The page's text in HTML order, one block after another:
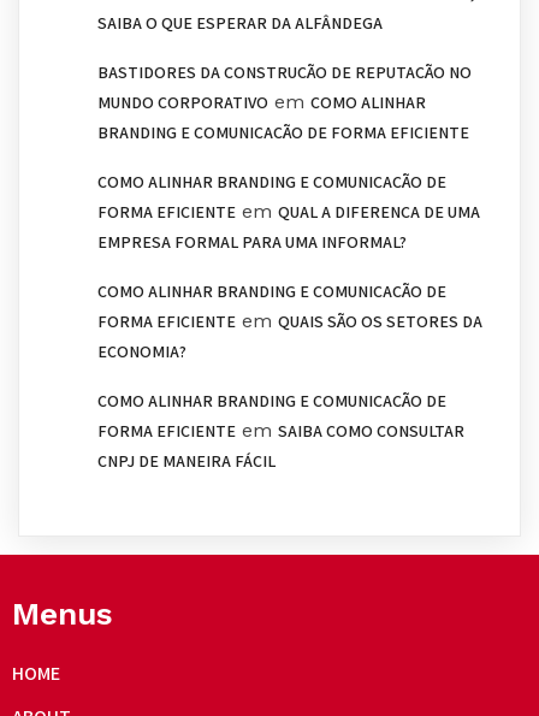
SAIBA O QUE ESPERAR DA ALFÂNDEGA
BASTIDORES DA CONSTRUÇÃO DE REPUTAÇÃO NO
MUNDO CORPORATIVO em COMO ALINHAR
BRANDING E COMUNICAÇÃO DE FORMA EFICIENTE
COMO ALINHAR BRANDING E COMUNICAÇÃO DE
FORMA EFICIENTE em QUAL A DIFERENÇA DE UMA
EMPRESA FORMAL PARA UMA INFORMAL?
COMO ALINHAR BRANDING E COMUNICAÇÃO DE
FORMA EFICIENTE em QUAIS SÃO OS SETORES DA
ECONOMIA?
COMO ALINHAR BRANDING E COMUNICAÇÃO DE
FORMA EFICIENTE em SAIBA COMO CONSULTAR
CNPJ DE MANEIRA FÁCIL
Menus
HOME